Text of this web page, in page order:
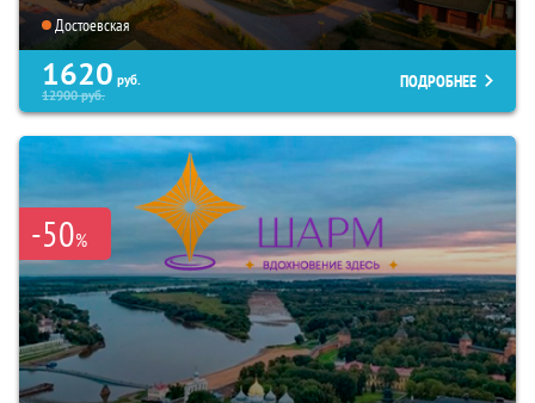
Достоевская
1620 руб.
12900руб.
ПОДРОБНЕЕ
-50%